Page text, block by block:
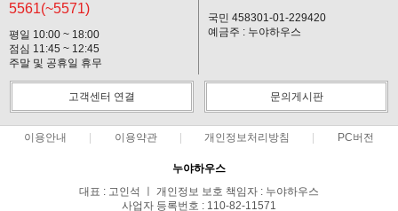
5561(~5571)
평일 10:00 ~ 18:00
점심 11:45 ~ 12:45
주말 및 공휴일 휴무
국민 458301-01-229420
예금주 : 누야하우스
고객센터 연결 문의게시판
이용안내 이용약관 개인정보처리방침 PC버전
누야하우스
대표 : 고인석 ㅣ 개인정보 보호 책임자 : 누야하우스
사업자 등록번호 : 110-82-11571